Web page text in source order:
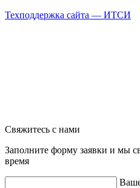
Техподдержка сайта — ИТСИ
Свяжитесь с нами
Заполните форму заявки и мы
время